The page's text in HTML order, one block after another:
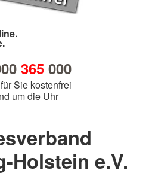
365000
Sie kostenfrei
um die Uhr
Holstein e.V.